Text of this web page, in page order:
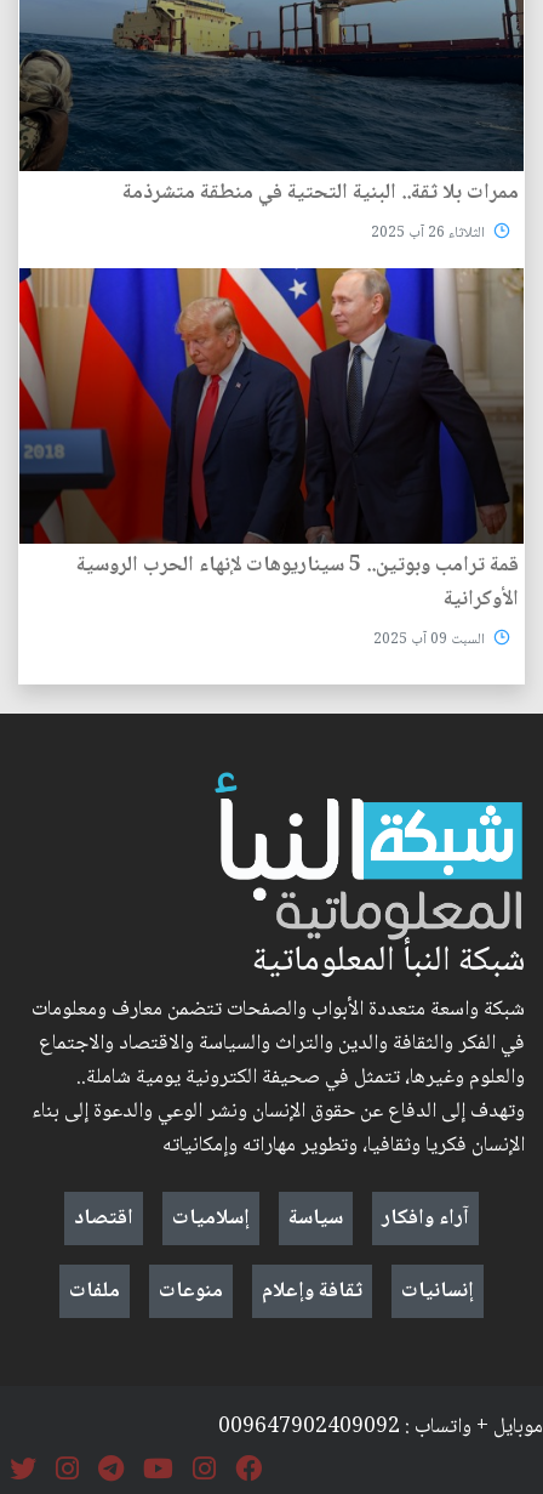
ممرات بلا ثقة.. البنية التحتية في منطقة متشرذمة
الثلاثاء 26 آب 2025
قمة ترامب وبوتين.. 5 سيناريوهات لإنهاء الحرب الروسية
الأوكرانية
السبت 09 آب 2025
شبكة النبأ المعلوماتية
شبكة واسعة متعددة الأبواب والصفحات تتضمن معارف ومعلومات
في الفكر والثقافة والدين والتراث والسياسة والاقتصاد والاجتماع
والعلوم وغيرها، تتمثل في صحيفة الكترونية يومية شاملة..
وتهدف إلى الدفاع عن حقوق الإنسان ونشر الوعي والدعوة إلى بناء
الإنسان فكريا وثقافيا، وتطوير مهاراته وإمكانياته
آراء وافكار
سياسة إسلاميات
اقتصاد
إنسانيات
ثقافة وإعلام منوعات ملفات
موبايل + واتساب : 009647902409092